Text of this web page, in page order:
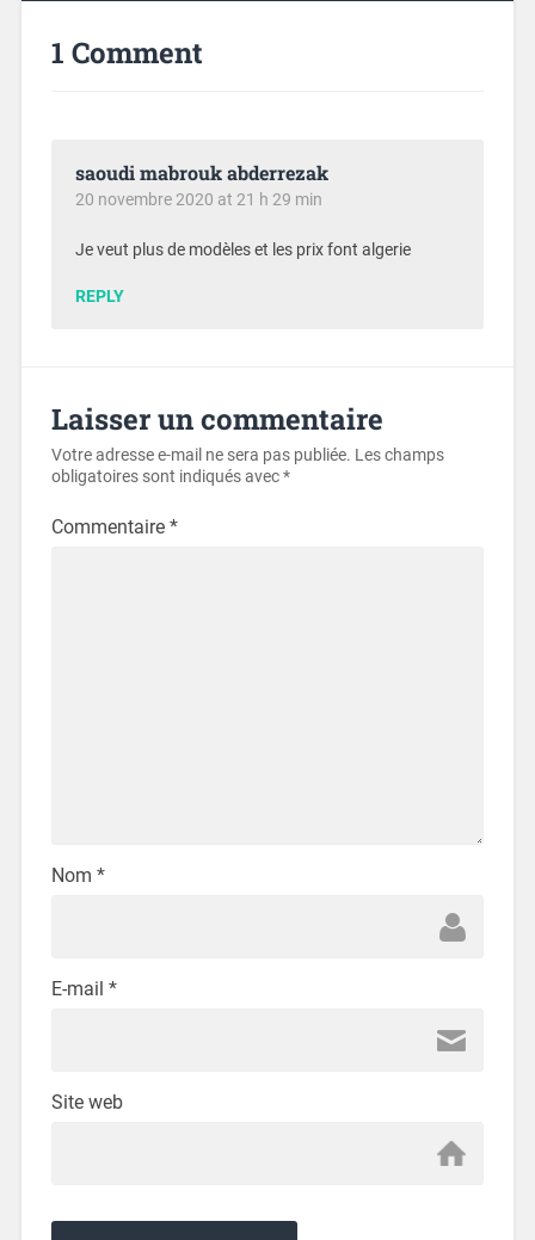
1 Comment
saoudi mabrouk abderrezak
20 novembre 2020 at 21 h 29 min
Je veut plus de modèles et les prix font algerie
REPLY
Laisser un commentaire
Votre adresse e-mail ne sera pas publiée. Les champs
obligatoires sont indiqués avec*
Commentaire *
Nom *
E-mail *
Site web